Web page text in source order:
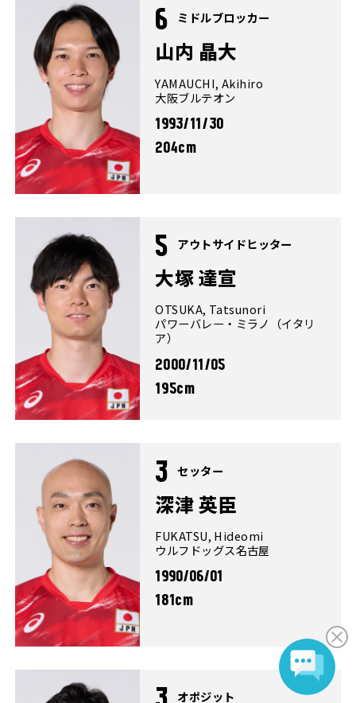
6 ミドルブロッカー
山内 晶大
YAMAUCHI, Akihiro
大阪ブルテオン
1993/11/30
204cm
5 アウトサイドヒッター
大塚 達宣
OTSUKA, Tatsunori
パワーバレー・ミラノ（イタリ
ア）
2000/11/05
195cm
3 セッター
深津 英臣
FUKATSU, Hideomi
ウルフドッグス名古屋
1990/06/01
181cm
オポジット